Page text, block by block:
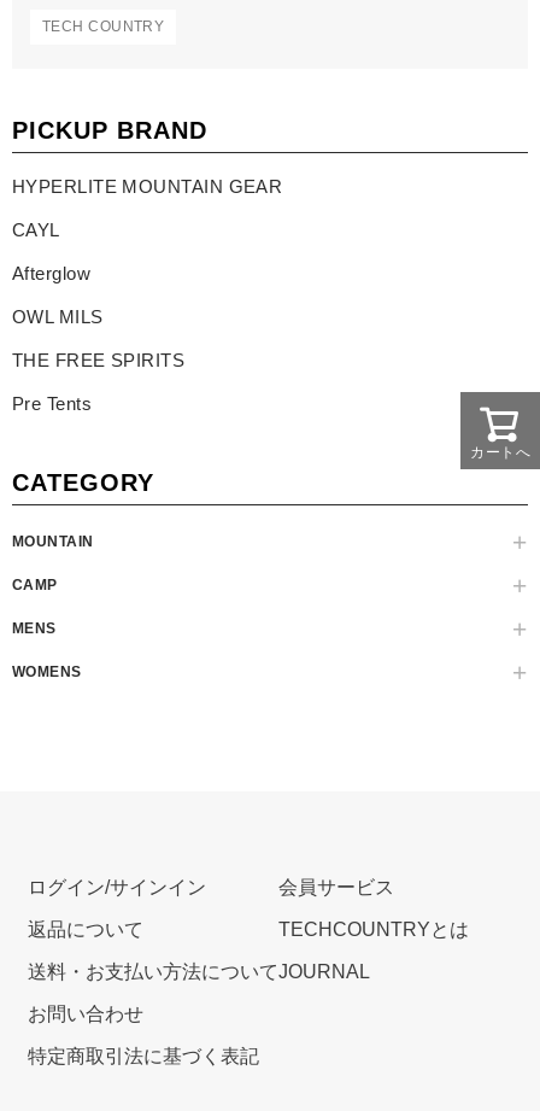
TECH COUNTRY
PICKUP BRAND
HYPERLITE MOUNTAIN GEAR
CAYL
Afterglow
OWL MILS
THE FREE SPIRITS
Pre Tents
CATEGORY
MOUNTAIN
CAMP
MENS
WOMENS
カートへ
ログイン/サインイン
返品について
送料・お支払い方法について
お問い合わせ
特定商取引法に基づく表記
会員サービス
TECHCOUNTRYとは
JOURNAL